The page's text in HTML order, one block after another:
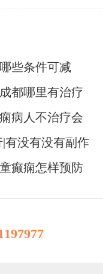
些条件可减
都哪里有治疗
病人不治疗会
有没有没有副作
癫痫怎样预防